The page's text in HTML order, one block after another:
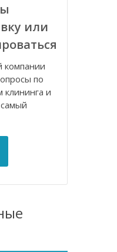
или
компании
по
клининга и